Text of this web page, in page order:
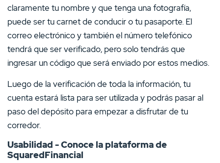
claramente tu nombre y que tenga una fotografía,
puede ser tu carnet de conducir o tu pasaporte. El
correo electrónico y también el número telefónico
tendrá que ser verificado, pero solo tendrás que
ingresar un código que será enviado por estos medios.
Luego de la verificación de toda la información, tu
cuenta estará lista para ser utilizada y podrás pasar al
paso del depósito para empezar a disfrutar de tu
corredor.
Usabilidad - Conoce la plataforma de
SquaredFinancial